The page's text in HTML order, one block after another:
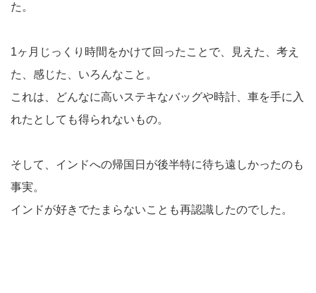
た。
1ヶ月じっくり時間をかけて回ったことで、見えた、考え
た、感じた、いろんなこと。
これは、どんなに高いステキなバッグや時計、車を手に入
れたとしても得られないもの。
そして、インドへの帰国日が後半特に待ち遠しかったのも
事実。
インドが好きでたまらないことも再認識したのでした。